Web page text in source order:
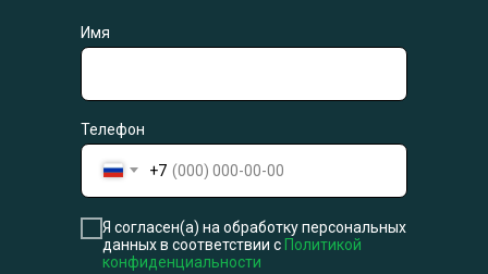
Имя
Телефон
+7
Я согласен(а) на обработку персональных
данных в соответствии с Политикой
конфиденциальности